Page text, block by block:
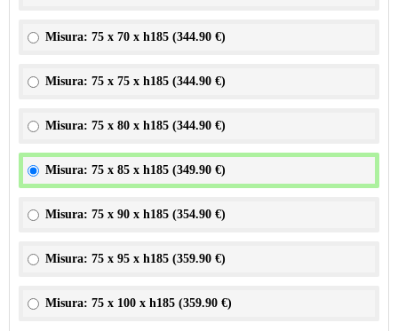
Misura: 75 x 70 x h185 (344.90 €)
Misura: 75 x 75 x h185 (344.90 €)
Misura: 75 x 80 x h185 (344.90 €)
Misura: 75 x 85 x h185 (349.90 €)
Misura: 75 x 90 x h185 (354.90 €)
Misura: 75 x 95 x h185 (359.90 €)
Misura: 75 x 100 x h185 (359.90 €)